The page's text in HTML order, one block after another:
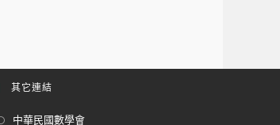
其它連結
中華民國數學會